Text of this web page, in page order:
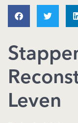
Leven